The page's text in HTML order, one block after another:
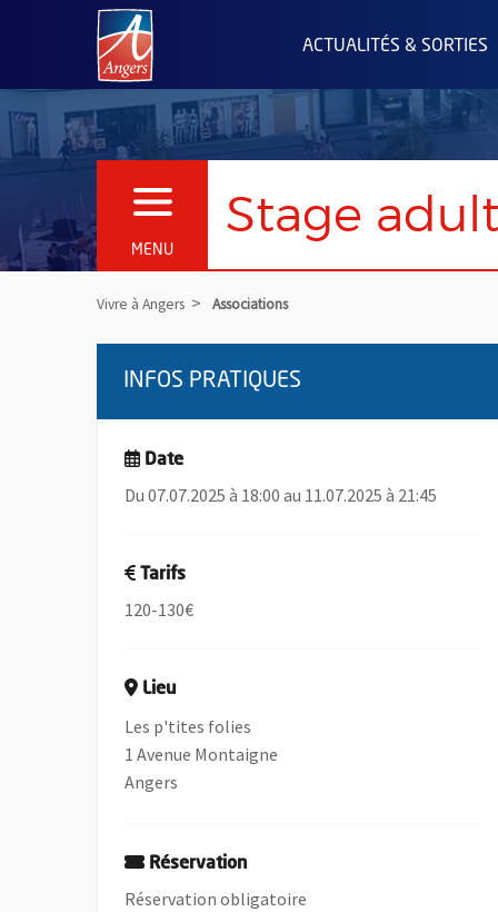
Angers.fr : Retour à l'accueil
ACTUALITÉS & SORTIES
MENU
OUVRIR LE MENU Stage
Vivre à Angers Associations
INFOS PRATIQUES
Date
Du 07.07.2025 à 18:00 au 11.07.2025 à 21:45
Tarifs
120-130€
Lieu
Les p'tites folies
1 Avenue Montaigne
Angers
Réservation
Réservation obligatoire